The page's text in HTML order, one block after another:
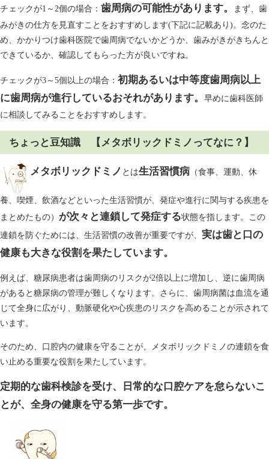
チェックが1～2個の場合： 歯周病の可能性があります。
まず、歯
みがきの仕方を見直すことをおすすめします(下記に記載あり)。念のた
め、かかりつけ歯科医院で歯周病でないかどうか、歯みがきがきちんと
できているか、確認してもらった方が良いですね。
チェックが3～5個以上の場合： 初期あるいは中等度歯周病以上
に歯周病が進行しているおそれがあります。
早めに歯科医師
に相談してみることをおすすめします。
ちょっと豆知識 【 メタボリックドミノ ってなに？ 】
メタボリックドミノ とは生活習慣病 （食事、運動、休
養、喫煙、飲酒などといった生活習慣が、発症や進行に関与する疾患を
まとめたもの） が次々と連鎖して発症する状態を指します。この
連鎖を防ぐためには、生活習慣の改善が重要ですが、 実は歯と口の
健康も大きな役割を果たしています。
例えば、糖尿病患者は歯周病のリスクが2倍以上に増加し、逆に歯周病
があると糖尿病の管理が難しくなります。さらに、歯周病菌は血流を通
じて全身に広がり、動脈硬化や心疾患のリスクを高めることが示されて
います。
そのため、口腔内の健康を守ることが、メタボリックドミノの連鎖を食
い止める重要な役割を果たしています。
定期的な歯科検診を受け、日常的な口腔ケアを怠らないこ
とが、全身の健康を守る第一歩です。